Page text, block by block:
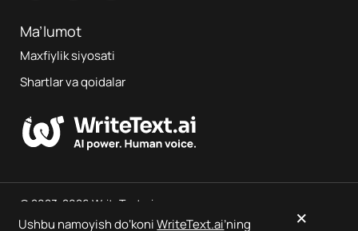
Ma’lumot
Maxfiylik siyosati
Shartlar va qoidalar
© 2023-2026 WriteText.ai
Ushbu namoyish do‘koniWriteText.ai’ning ×